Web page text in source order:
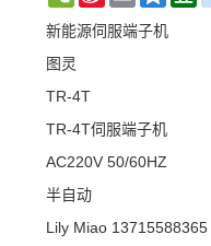
Weibo
新能源伺服端子机
图灵
TR-4T
TR-4T伺服端子机
AC220V 50/60HZ
半自动
Lily Miao 13715588365